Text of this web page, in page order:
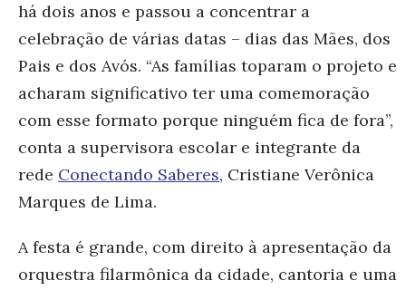
há dois anos e passou a concentrar a
celebração de várias datas – dias das Mães, dos
Pais e dos Avós. “As famílias toparam o projeto e
acharam significativo ter uma comemoração
com esse formato porque ninguém fica de fora”,
conta a supervisora escolar e integrante da
rede Conectando Saberes, Cristiane Verônica
Marques de Lima.
A festa é grande, com direito à apresentação da
orquestra filarmônica da cidade, cantoria e uma